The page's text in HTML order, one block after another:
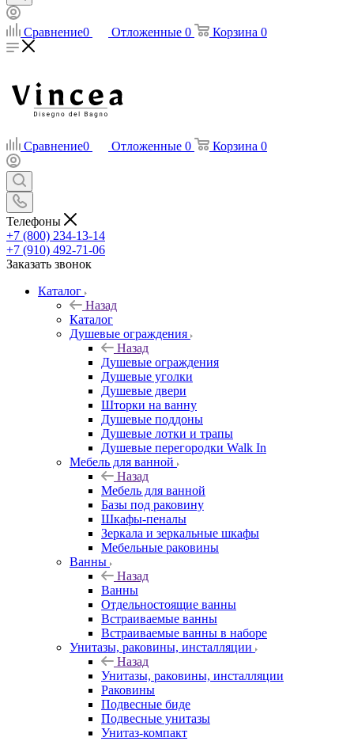
Сравнение0 Отложенные 0 Корзина 0
Сравнение0 Отложенные 0 Корзина 0
Телефоны
+7 (800) 234-13-14
+7 (910) 492-71-06
Заказать звонок
Каталог
Назад
Каталог
Душевые ограждения
Назад
Душевые ограждения
Душевые уголки
Душевые двери
Шторки на ванну
Душевые поддоны
Душевые лотки и трапы
Душевые перегородки Walk In
Мебель для ванной
Назад
Мебель для ванной
Базы под раковину
Шкафы-пеналы
Зеркала и зеркальные шкафы
Мебельные раковины
Ванны
Назад
Ванны
Отдельностоящие ванны
Встраиваемые ванны
Встраиваемые ванны в наборе
Унитазы, раковины, инсталляции
Назад
Унитазы, раковины, инсталляции
Раковины
Подвесные биде
Подвесные унитазы
Унитаз-компакт